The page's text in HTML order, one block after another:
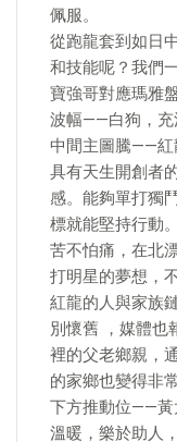
佩服。
從跑龍套到如日
和技能呢？我們
寶強哥對應瑪雅
波幅——白狗，充
中間主圖騰——紅
具有天生開創者
感。能夠單打獨
標就能堅持行動
苦不怕痛，在北
打明星的夢想，
紅龍的人與家族
別懷舊 ，媒體也
裡的父老鄉親，
的家鄉也變得非
下方推動位——黃
溫暖，樂於助人